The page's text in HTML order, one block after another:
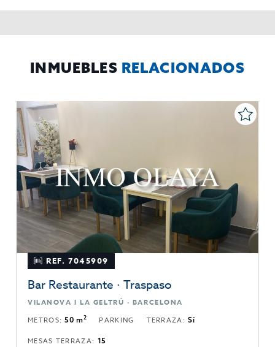
rectificar y suprimir los datos, solicitar la portabilidad de los
INMUEBLES RELACIONADOS
REF. 7045909
Bar Restaurante · Traspaso
VILANOVA I LA GELTRÚ · BARCELONA
METROS:50 m2 PARKING TERRAZA:Sí
MESAS TERRAZA: 15